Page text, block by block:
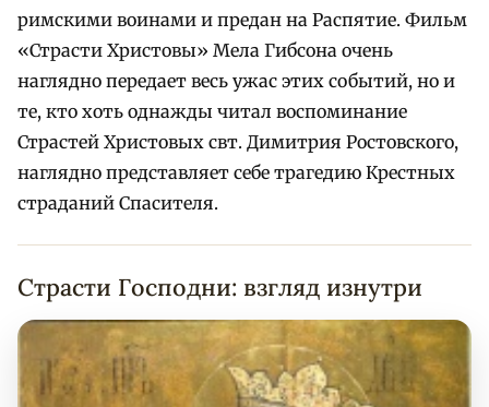
римскими воинами и предан на Распятие. Фильм
«Страсти Христовы» Мела Гибсона очень
наглядно передает весь ужас этих событий, но и
те, кто хоть однажды читал воспоминание
Страстей Христовых свт. Димитрия Ростовского,
наглядно представляет себе трагедию Крестных
страданий Спасителя.
Страсти Господни: взгляд изнутри